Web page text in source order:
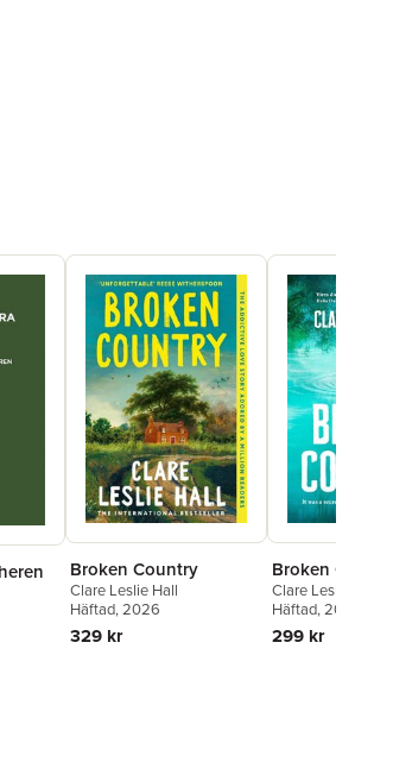
Broken Country
Clare Leslie Hall
Häftad, 2026
329 kr
Broken
Clare Leslie Hall
Häftad, 2025
299 kr